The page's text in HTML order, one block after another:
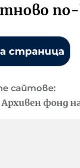
страница
сайтове:
Архивен фонд